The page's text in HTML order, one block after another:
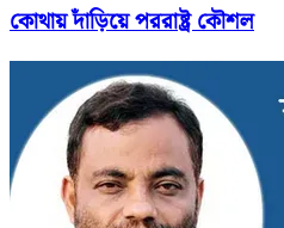
কোথায় দাঁড়িয়ে পররাষ্ট্র কৌশল